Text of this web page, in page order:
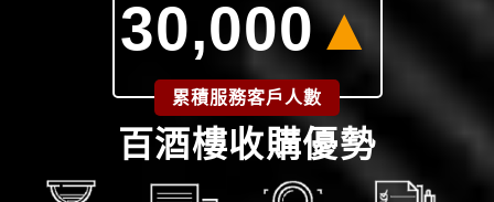
30,000▲
累積服務客戶人數
百酒樓收購優勢